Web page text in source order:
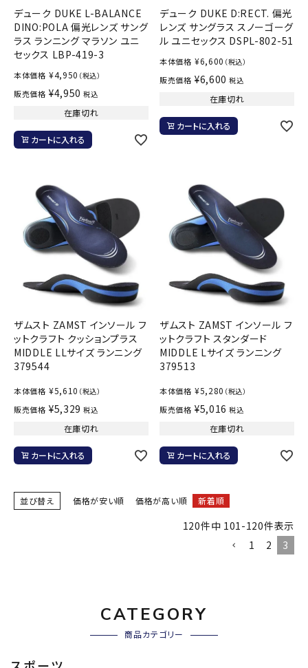
デューク DUKE L-BALANCE
DINO:POLA 偏光レンズ サング
ラス ランニング マラソン ユニ
セックス LBP-419-3
本体価格 ¥4,950 （税込）
販売価格 ¥4,950 税込
在庫切れ
カートに入れる
デューク DUKE D:RECT. 偏光
レンズ サングラス スノーゴーグ
ル ユニセックス DSPL-802-51
本体価格 ¥6,600 （税込）
販売価格 ¥6,600 税込
在庫切れ
カートに入れる
ザムスト ZAMST インソール フ
ットクラフト クッションプラス
MIDDLE LLサイズ ランニング
379544
本体価格 ¥5,610 （税込）
販売価格 ¥5,329 税込
在庫切れ
カートに入れる
ザムスト ZAMST インソール フ
ットクラフト スタンダード
MIDDLE Lサイズ ランニング
379513
本体価格 ¥5,280 （税込）
販売価格 ¥5,016 税込
在庫切れ
カートに入れる
並び替え 価格が安い順 価格が高い順 新着順
120件中 101 -120件表示
1
2 3
CATEGORY
商品カテゴリー